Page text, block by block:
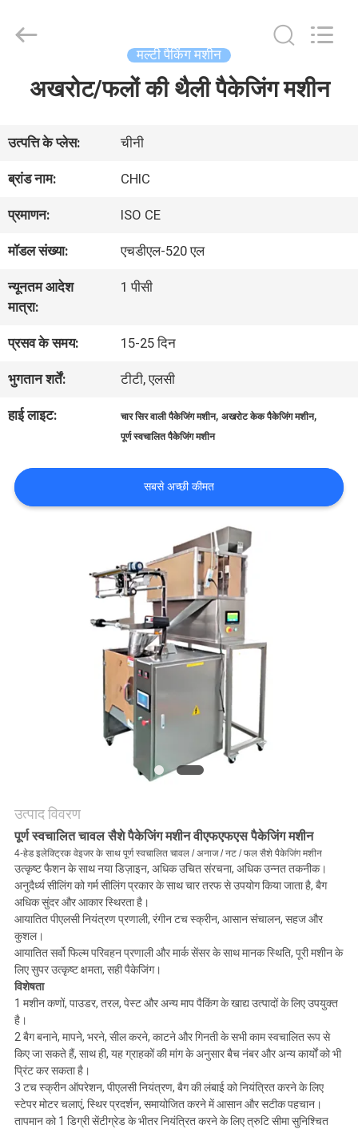
उत्पादों
हमारे
बारे
कारखाने
का
दौरा
नियंत्रण
उद्धरण
का
अनुरोध
करें
साइटमैप
PRIVACY
POLICY
Chic
Machinery
मल्टी पैकिंग मशीन
अखरोट/फलों की थैली पैकेजिंग मशीन
उत्पत्ति के प्लेस: चीनी
ब्रांड नाम: CHIC
प्रमाणन: ISO CE
मॉडल संख्या: एचडीएल-520 एल
न्यूनतम आदेश
मात्रा:
1 पीसी
प्रसव के समय: 15-25 दिन
भुगतान शर्तें: टीटी, एलसी
हाई लाइट: चार सिर वाली पैकेजिंग मशीन,अखरोट केक पैकेजिंग मशीन,
पूर्ण स्वचालित पैकेजिंग मशीन
सबसे अच्छी कीमत
उत्पाद विवरण
पूर्ण स्वचालित चावल सैशे पैकेजिंग मशीन वीएफएफएस पैकेजिंग मशीन
4-हेड इलेक्ट्रिक वेइजर के साथ पूर्ण स्वचालित चावल / अनाज / नट / फल सैशे पैकेजिंग मशीन
उत्कृष्ट फैशन के साथ नया डिज़ाइन, अधिक उचित संरचना, अधिक उन्नत तकनीक।
अनुदैर्ध्य सीलिंग को गर्म सीलिंग प्रकार के साथ चार तरफ से उपयोग किया जाता है, बैग
अधिक सुंदर और आकार स्थिरता है।
आयातित पीएलसी नियंत्रण प्रणाली, रंगीन टच स्क्रीन, आसान संचालन, सहज और
कुशल।
आयातित सर्वो फिल्म परिवहन प्रणाली और मार्क सेंसर के साथ मानक स्थिति, पूरी मशीन के
लिए सुपर उत्कृष्ट क्षमता, सही पैकेजिंग।
विशेषता
1 मशीन कणों, पाउडर, तरल, पेस्ट और अन्य माप पैकिंग के खाद्य उत्पादों के लिए उपयुक्त
है।
2 बैग बनाने, मापने, भरने, सील करने, काटने और गिनती के सभी काम स्वचालित रूप से
किए जा सकते हैं, साथ ही, यह ग्राहकों की मांग के अनुसार बैच नंबर और अन्य कार्यों को भी
प्रिंट कर सकता है।
3 टच स्क्रीन ऑपरेशन, पीएलसी नियंत्रण, बैग की लंबाई को नियंत्रित करने के लिए
स्टेपर मोटर चलाएं, स्थिर प्रदर्शन, समायोजित करने में आसान और सटीक पहचान।
तापमान को 1 डिग्री सेंटीग्रेड के भीतर नियंत्रित करने के लिए त्रुटि सीमा सुनिश्चित